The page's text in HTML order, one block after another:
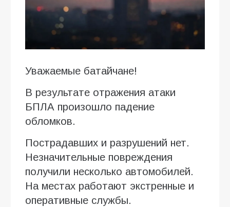
Уважаемые батайчане!
В результате отражения атаки
БПЛА произошло падение
обломков.
Пострадавших и разрушений нет.
Незначительные повреждения
получили несколько автомобилей.
На местах работают экстренные и
оперативные службы.